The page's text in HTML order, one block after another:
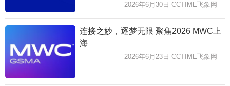
2026年6月30日 CCTIME飞象网
连接之妙，逐梦无限 聚焦2026 MWC上
海
2026年6月23日 CCTIME飞象网